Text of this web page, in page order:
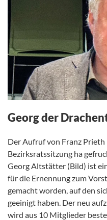
Georg der
Der Aufruf von Franz Prieth
Bezirksratssitzung ha
Georg Altstätter (Bild) ist
für die Ernennung zum
gemacht worden, auf den
geeinigt haben. Der neu
wird aus 10 Mitglieder